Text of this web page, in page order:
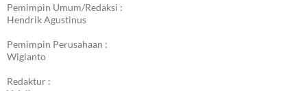
Pemimpin Umum/Redaksi :
Hendrik Agustinus
Pemimpin Perusahaan :
Wigianto
Redaktur :